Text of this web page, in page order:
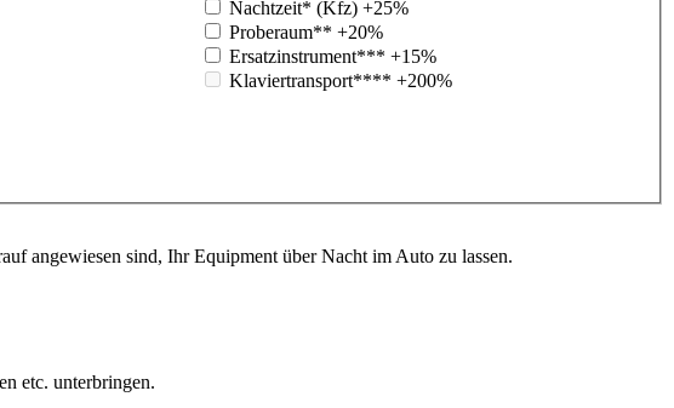
Nachtzeit* (Kfz) +25%
Proberaum** +20%
Ersatzinstrument*** +15%
Klaviertransport**** +200%
angewiesen sind, Ihr Equipment über Nacht im Auto zu lassen.
etc. unterbringen.